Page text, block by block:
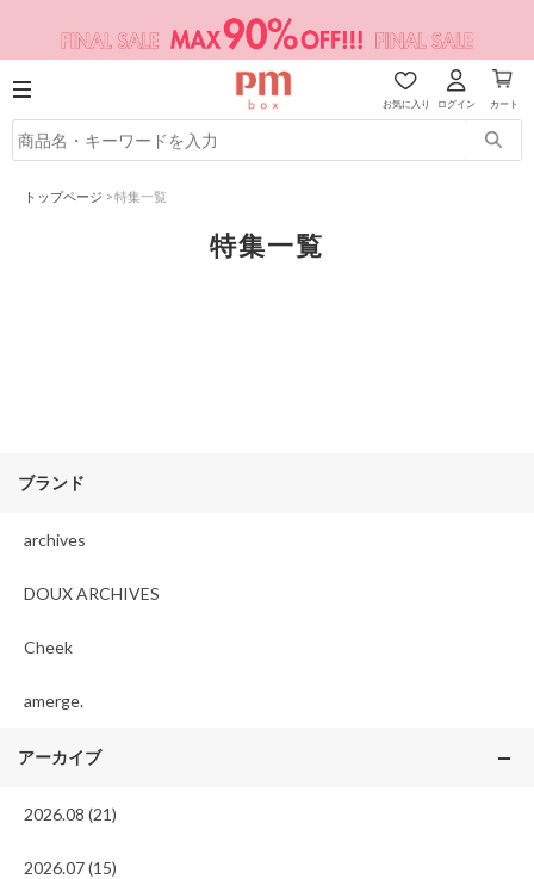
お気に入り ログイン カート
トップページ >特集一覧
特集一覧
ブランド
archives
DOUX ARCHIVES
Cheek
amerge.
アーカイブ
2026.08 (21)
2026.07 (15)